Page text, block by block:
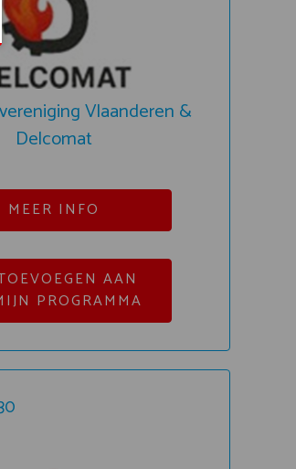
Vlaanderen &
Delcomat
MEER INFO
AAN
PROGRAMMA